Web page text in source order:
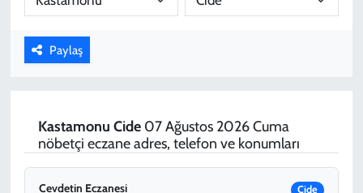
Paylaş
Kastamonu Cide07 Ağustos 2026 Cuma
nöbetçi eczane adres, telefon ve konumları
Cevdetin Eczanesi Cide